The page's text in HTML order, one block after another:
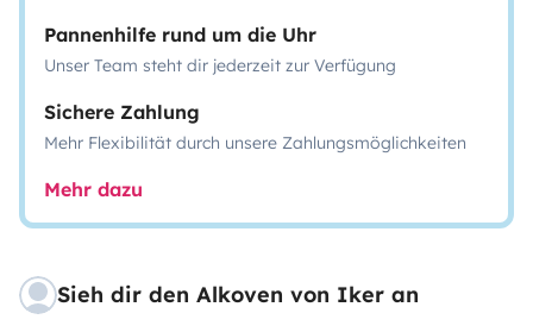
Pannenhilfe rund um die Uhr
Unser Team steht dir jederzeit zur Verfügung
Sichere Zahlung
Mehr Flexibilität durch unsere Zahlungsmöglichkeiten
Mehr dazu
Sieh dir den Alkoven von Iker an